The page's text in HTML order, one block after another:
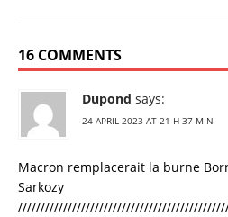
16 COMMENTS
Dupond says:
24 APRIL 2023 AT 21 H 37 MIN
Macron remplacerait la burne
Sarkozy